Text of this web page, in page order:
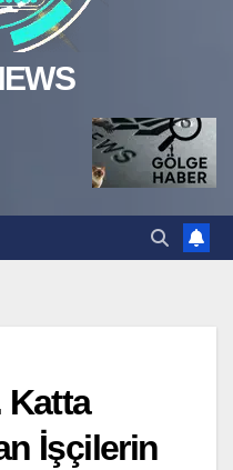
Katta
İşçilerin